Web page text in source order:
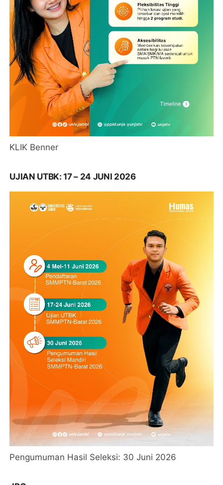
KLIK Benner
UJIAN UTBK: 17 – 24 JUNI 2026
Pengumuman Hasil Seleksi: 30 Juni 2026